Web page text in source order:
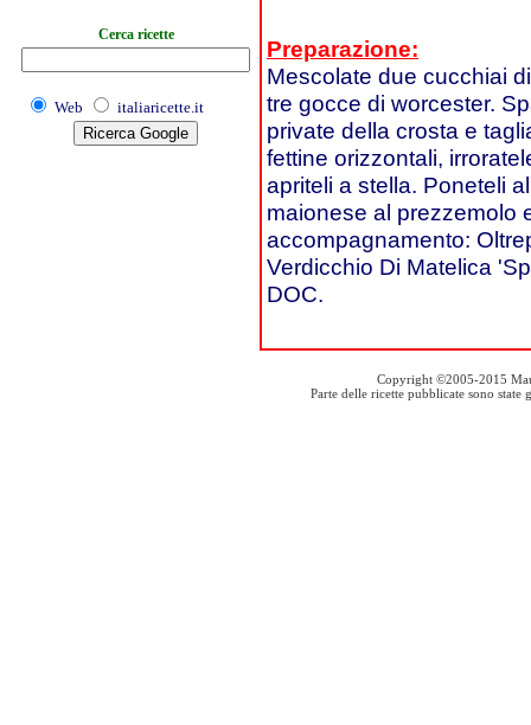
Cerca ricette
Web italiaricette.it
Preparazione:
Mescolate due cucchiai
tre gocce di worcester.
private della crosta e
fettine orizzontali,
apriteli a stella. Poneteli
maionese al prezzemolo
accompagnamento:
Verdicchio Di Matelica
DOC.
Copyright ©2005-2015
Parte delle ricette pubblicate sono state